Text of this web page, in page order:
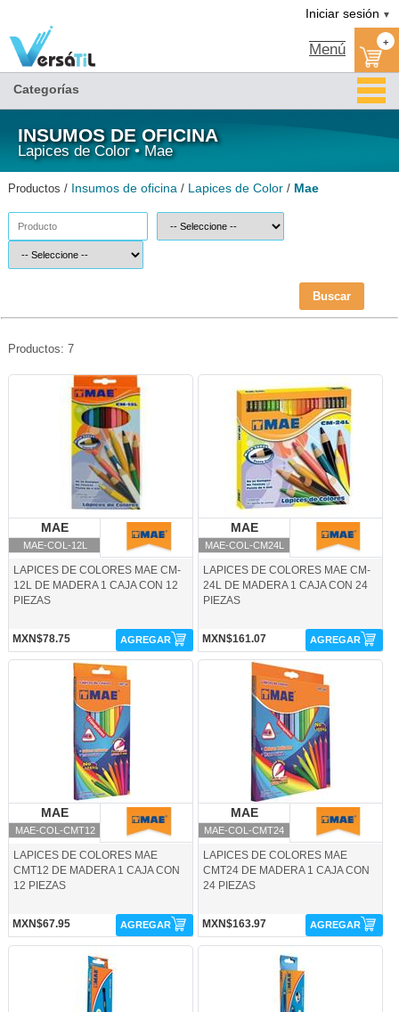
Iniciar sesión ▼
Menú +
Categorías
INSUMOS DE OFICINA
Lapices de Color • Mae
Productos / Insumos de oficina / Lapices de Color / Mae
Buscar
Productos: 7
MAE-COL-12L-MAE
MAE
MAE-COL-12L
LAPICES DE COLORES MAE CM-
12L DE MADERA 1 CAJA CON 12
PIEZAS
MXN$78.75 AGREGAR
MAE
MAE-COL-CM24L
LAPICES DE COLORES MAE CM-
24L DE MADERA 1 CAJA CON 24
PIEZAS
MXN$161.07 AGREGAR
MAE-COL-CMT12-MAE
MAE
MAE-COL-CMT12
LAPICES DE COLORES MAE
CMT12 DE MADERA 1 CAJA CON
12 PIEZAS
MXN$67.95 AGREGAR
MAE-COL-CMT24-MAE
MAE
MAE-COL-CMT24
LAPICES DE COLORES MAE
CMT24 DE MADERA 1 CAJA CON
24 PIEZAS
MXN$163.97 AGREGAR
MAE-LAP-AZUL-MAE MAE-LAP-BEM10-MAE